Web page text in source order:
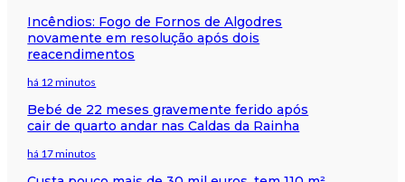
Incêndios: Fogo de Fornos de Algodres
novamente em resolução após dois
reacendimentos
há 12 minutos
Bebé de 22 meses gravemente ferido após
cair de quarto andar nas Caldas da Rainha
há 17 minutos